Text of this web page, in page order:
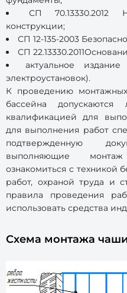
СП
конструкции;
СП 12-135-2003
СП
актуальное
электроустановок).
К проведению
бассейна
квалификацией для
для выполнения работ
подтвержденную
выполняющие
ознакомиться с техникой
работ, охраной труда и
правила проведения
использовать средства
Схема монтажа